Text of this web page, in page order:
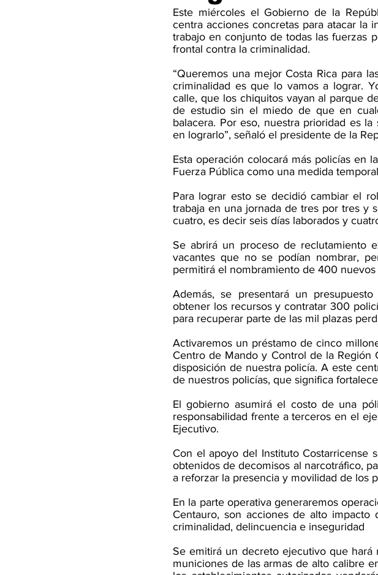
Este miércoles el Gobierno de la
centra acciones concretas para atacar la
trabajo en conjunto de todas las fuerzas
frontal contra la criminalidad.
“Queremos una mejor Costa Rica para
criminalidad es que lo vamos a lograr.
calle, que los chiquitos vayan al parque
de estudio sin el miedo de que en
balacera. Por eso, nuestra prioridad es
en lograrlo”, señaló el presidente de la
Esta operación colocará más policías en
Fuerza Pública como una medida
Para lograr esto se decidió cambiar el
trabaja en una jornada de tres por tres y
cuatro, es decir seis días laborados y
Se abrirá un proceso de reclutamiento
vacantes que no se podían nombrar,
permitirá el nombramiento de 400
Además, se presentará un
obtener los recursos y contratar 300
para recuperar parte de las mil plazas
Activaremos un préstamo de cinco
Centro de Mando y Control de la Región
disposición de nuestra policía. A este
de nuestros policías, que significa
El gobierno asumirá el costo de una
responsabilidad frente a terceros en el
Ejecutivo.
Con el apoyo del Instituto Costarricense
obtenidos de decomisos al narcotráfico,
a reforzar la presencia y movilidad de los
En la parte operativa generaremos
Centauro, son acciones de alto
criminalidad, delincuencia e inseguridad
Se emitirá un decreto ejecutivo que
municiones de las armas de alto calibre